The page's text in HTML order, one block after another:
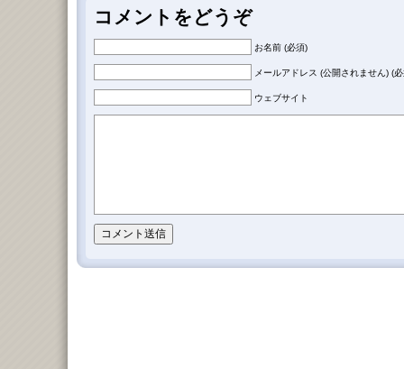
コメントをどうぞ
お名前 (必須)
メールアドレス (公開されません) (
ウェブサイト